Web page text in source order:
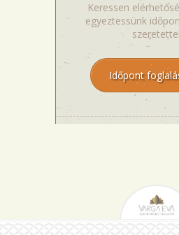
Keressen
egyeztessünk
Időpont